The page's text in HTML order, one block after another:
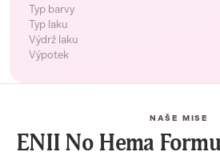
Typ barvy
Typ laku
Výdrž laku
Výpotek
NAŠE MISE
ENII No Hema